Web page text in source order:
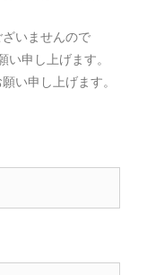
いませんので
い申し上げます。
い申し上げます。